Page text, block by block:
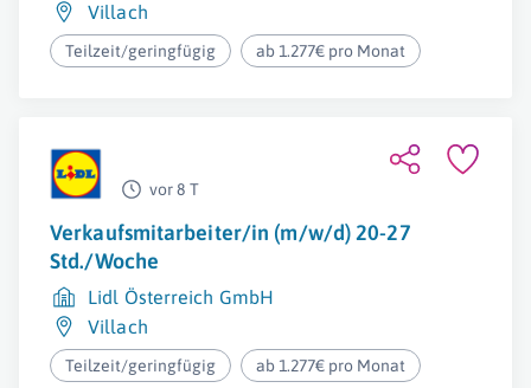
Villach
Teilzeit/geringfügig ab 1.277€ pro Monat
vor 8 T
Verkaufsmitarbeiter/in (m/w/d) 20-27
Std./Woche
Lidl Österreich GmbH
Villach
Teilzeit/geringfügig ab 1.277€ pro Monat